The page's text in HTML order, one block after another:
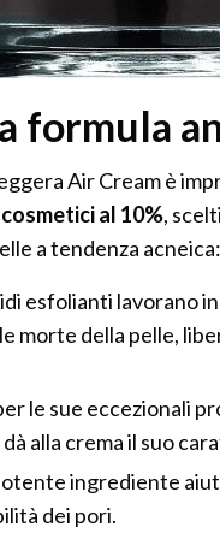
formula
Air Cream è
al 10%,
a tendenza acneica:
esfolianti lavorano
morte della pelle,
le sue eccezionali
alla crema il suo
ingrediente
dei pori.